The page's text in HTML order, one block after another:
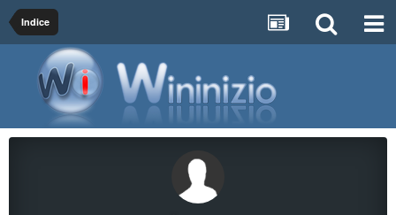
Indice